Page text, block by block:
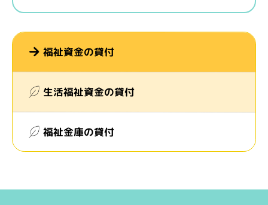
福祉資金の貸付
生活福祉資金の貸付
福祉金庫の貸付